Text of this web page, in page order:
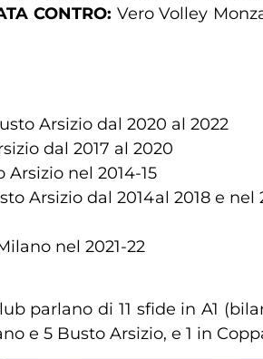
CONTRO: Vero Volley
Arsizio dal 2020 al 2022
dal 2017 al 2020
nel 2014-15
Arsizio dal 2014al 2018 e nel
nel 2021-22
parlano di 11 sfide in A1
e 5 Busto Arsizio, e 1 in